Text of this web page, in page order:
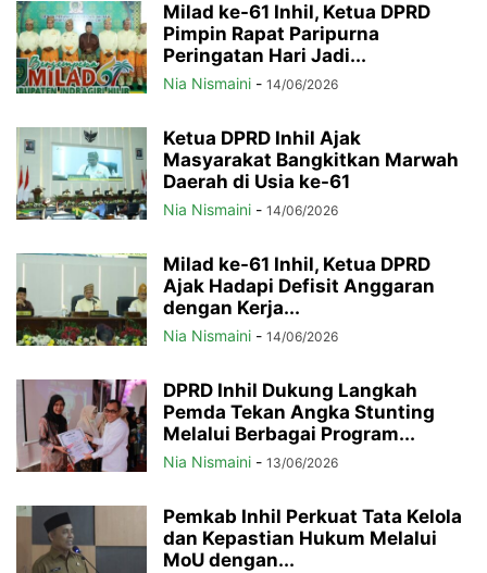
Milad ke-61 Inhil, Ketua DPRD
Pimpin Rapat Paripurna
Peringatan Hari Jadi...
Nia Nismaini - 14/06/2026
Ketua DPRD Inhil Ajak
Masyarakat Bangkitkan Marwah
Daerah di Usia ke-61
Nia Nismaini - 14/06/2026
Milad ke-61 Inhil, Ketua DPRD
Ajak Hadapi Defisit Anggaran
dengan Kerja...
Nia Nismaini - 14/06/2026
DPRD Inhil Dukung Langkah
Pemda Tekan Angka Stunting
Melalui Berbagai Program...
Nia Nismaini - 13/06/2026
Pemkab Inhil Perkuat Tata Kelola
dan Kepastian Hukum Melalui
MoU dengan...